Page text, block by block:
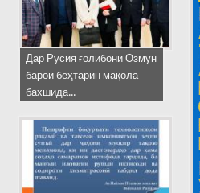
Дар Русия ғолибони Озмун
барои беҳтарин мақола
бахшида...